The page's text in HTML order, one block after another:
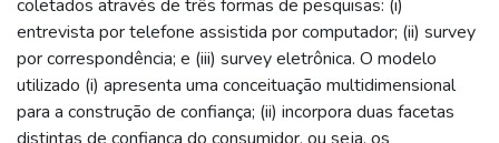
coletados através de três formas de pesquisas: (i)
entrevista por telefone assistida por computador; (ii) survey
por correspondência; e (iii) survey eletrônica. O modelo
utilizado (i) apresenta uma conceituação multidimensional
para a construção de confiança; (ii) incorpora duas facetas